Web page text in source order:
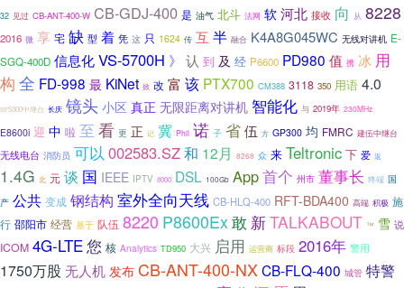
32 见过 CB-ANT-400-W CB-GDJ-400 是 油气 北斗 法网 软 河北 接收 向 从 8228
2016 微 享 宅 缺 型 着 凭 这 只 1624 传 互 半 融合 K4A8G045WC 无线对讲机 E-
SGQ-400D 信息化VS-5700H 》 认 到 及 经 P6600 PD980 值 携 冰 用
构 全 FD-998 最 KiNet 掀 改 富 该 PTX700 CM388 3118 350 用语 4.0
slr5300中继台 长庆 镜头 小区 真正 无限距离对讲机 智能化 与 2019年 230MHz
E8600i 迎 中 啦 至 看 更 正 记 冀 Phil 诺 子 省伍 方 GP300 均 FMRC 建伍中继台
无线电台 消防员 可以 002583.SZ和 12月 8268 众 来 Teltronic 下 爱 返
1.4G 北 元 谈 国 IEEE IPTV 8000 DSL 100Gb App首个 州市 董事长 终端 国
产 公共 变成 钢结构 室外全向天线 CB-HLQ-400 RFT-BDA400 高端 积极 施
行 邵阳市 经营 基于 队伍 8220 P8600Ex敢 新TALKABOUT ™ 雪 说
ICOM 4G-LTE您 核 Analytics TD950 大兴 启用 运营商 标段 2016年 警用
1750万股 无人机 发布 CB-ANT-400-NX CB-FLQ-400 城管 特警